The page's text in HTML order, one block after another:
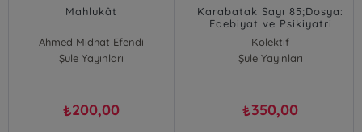
Mahlukât
Ahmed Midhat Efendi
Şule Yayınları
₺200,00
Karabatak Sayı 85;Dosya:
Edebiyat ve Psikiyatri
Kolektif
Şule Yayınları
₺350,00